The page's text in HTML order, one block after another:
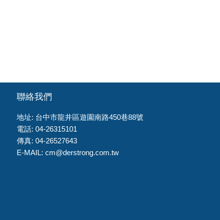
聯絡我們
地址: 台中市龍井區遊園南路450巷88號
電話: 04-26315101
傳真: 04-26527643
E-MAIL: cm@derstrong.com.tw